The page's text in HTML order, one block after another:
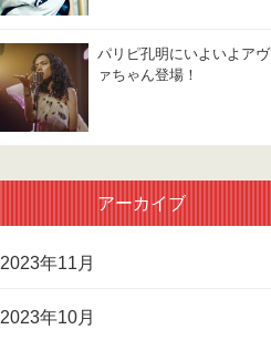
パリピ孔明にいよいよアヴ
ァちゃん登場！
アーカイブ
2023年11月
2023年10月